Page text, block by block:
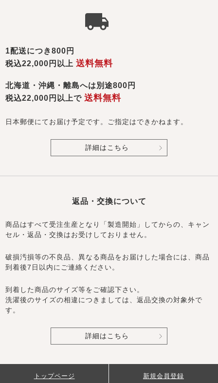
1配送につき800円
税込22,000円以上送料無料
北海道・沖縄・離島へは別途800円
税込22,000円以上で送料無料
日本郵便にてお届け予定です。ご指定はできかねます。
詳細はこちら
返品・交換について
商品はすべて受注生産となり「製造開始」してからの、キャン
セル・返品・交換はお受けしておりません。
破損汚損等の不良品、異なる商品をお届けした場合には、商品
到着後7日以内にご連絡ください。
到着した商品のサイズ等をご確認下さい。
洗濯後のサイズの相違につきましては、返品交換の対象外で
す。
詳細はこちら
トップページ 新規会員登録